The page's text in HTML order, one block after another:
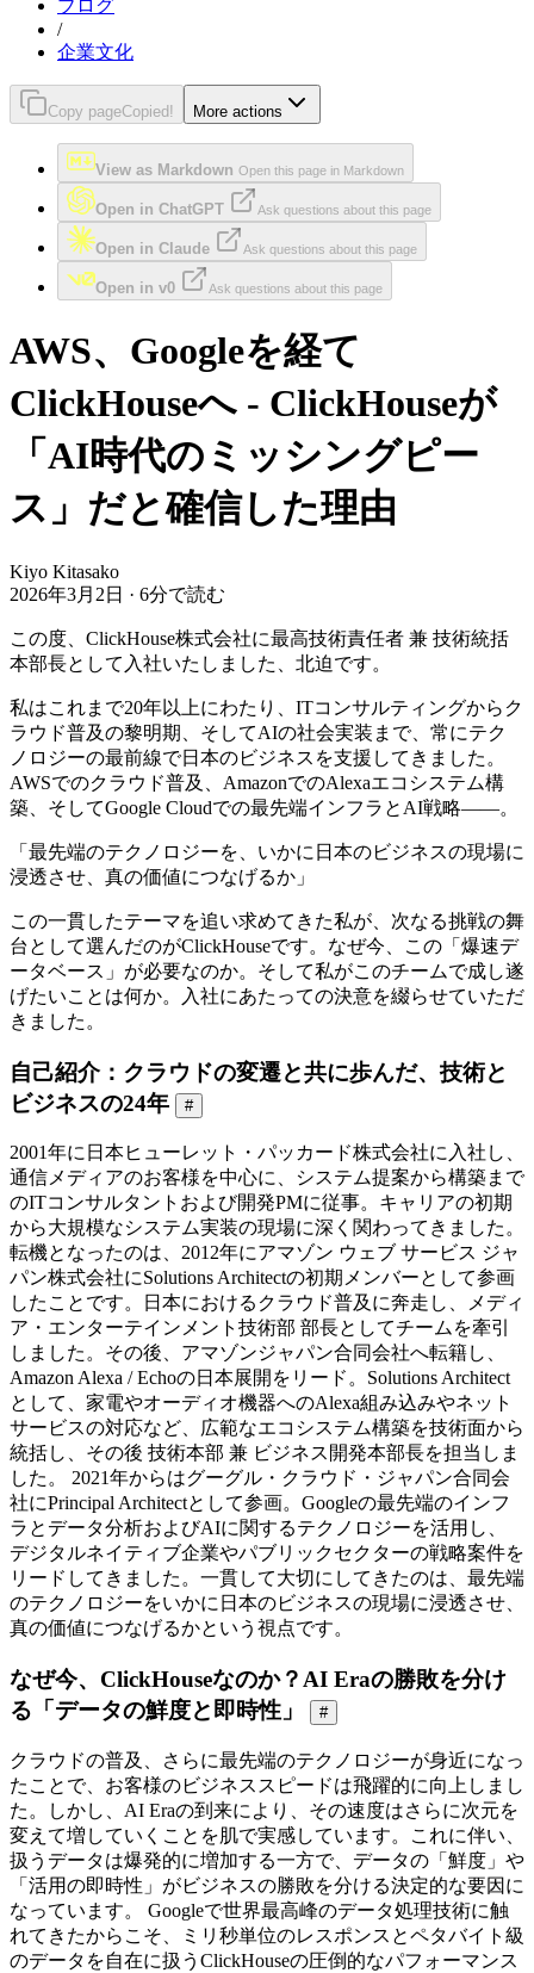
ブログ
/
企業文化
Copy pageCopied! More actions
View as Markdown Open this page in Markdown
Open in ChatGPT Ask questions about this page
Open in Claude Ask questions about this page
Open in v0 Ask questions about this page
AWS、Googleを経て
ClickHouseへ - ClickHouseが
「AI時代のミッシングピー
ス」だと確信した理由
Kiyo Kitasako
2026年3月2日 · 6分で読む
この度、ClickHouse株式会社に最高技術責任者 兼 技術統括
本部長として入社いたしました、北迫です。
私はこれまで20年以上にわたり、ITコンサルティングからク
ラウド普及の黎明期、そしてAIの社会実装まで、常にテク
ノロジーの最前線で日本のビジネスを支援してきました。
AWSでのクラウド普及、AmazonでのAlexaエコシステム構
築、そしてGoogle Cloudでの最先端インフラとAI戦略――。
「最先端のテクノロジーを、いかに日本のビジネスの現場に
浸透させ、真の価値につなげるか」
この一貫したテーマを追い求めてきた私が、次なる挑戦の舞
台として選んだのがClickHouseです。なぜ今、この「爆速デ
ータベース」が必要なのか。そして私がこのチームで成し遂
げたいことは何か。入社にあたっての決意を綴らせていただ
きました。
自己紹介：クラウドの変遷と共に歩んだ、技術と
ビジネスの24年
#
2001年に日本ヒューレット・パッカード株式会社に入社し、
通信メディアのお客様を中心に、システム提案から構築まで
のITコンサルタントおよび開発PMに従事。キャリアの初期
から大規模なシステム実装の現場に深く関わってきました。
転機となったのは、2012年にアマゾン ウェブ サービス ジャ
パン株式会社にSolutions Architectの初期メンバーとして参画
したことです。日本におけるクラウド普及に奔走し、メディ
ア・エンターテインメント技術部 部長としてチームを牽引
しました。その後、アマゾンジャパン合同会社へ転籍し、
Amazon Alexa / Echoの日本展開をリード。Solutions Architect
として、家電やオーディオ機器へのAlexa組み込みやネット
サービスの対応など、広範なエコシステム構築を技術面から
統括し、その後 技術本部 兼 ビジネス開発本部長を担当しま
した。 2021年からはグーグル・クラウド・ジャパン合同会
社にPrincipal Architectとして参画。Googleの最先端のインフ
ラとデータ分析およびAIに関するテクノロジーを活用し、
デジタルネイティブ企業やパブリックセクターの戦略案件を
リードしてきました。一貫して大切にしてきたのは、最先端
のテクノロジーをいかに日本のビジネスの現場に浸透させ、
真の価値につなげるかという視点です。
なぜ今、ClickHouseなのか？AI Eraの勝敗を分け
る「データの鮮度と即時性」
#
クラウドの普及、さらに最先端のテクノロジーが身近になっ
たことで、お客様のビジネススピードは飛躍的に向上しまし
た。しかし、AI Eraの到来により、その速度はさらに次元を
変えて増していくことを肌で実感しています。これに伴い、
扱うデータは爆発的に増加する一方で、データの「鮮度」や
「活用の即時性」がビジネスの勝敗を分ける決定的な要因に
なっています。 Googleで世界最高峰のデータ処理技術に触
れてきたからこそ、ミリ秒単位のレスポンスとペタバイト級
のデータを自在に扱うClickHouseの圧倒的なパフォーマンス